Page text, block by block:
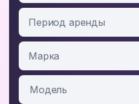
Период аренды